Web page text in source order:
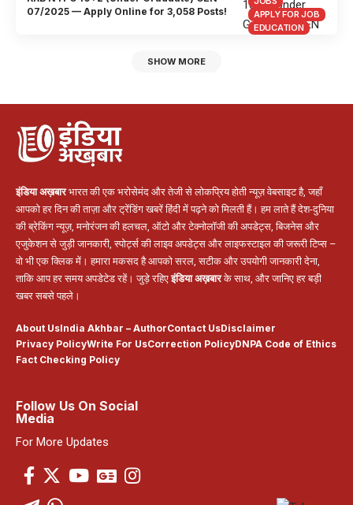
APPLY FOR JOB
EDUCATION
07/2025 — Apply Online for 3,058 Posts!
SHOW MORE
इंडिया अख़बारभारत की एक भरोसेमंद और तेजी से लोकप्रिय होती न्यूज़ वेबसाइट है, जहाँ
आपको हर दिन की ताज़ा और ट्रेंडिंग खबरें हिंदी में पढ़ने को मिलती हैं। हम लाते हैं देश-दुनिया
की ब्रेकिंग न्यूज़, मनोरंजन की हलचल, ऑटो और टेक्नोलॉजी की अपडेट्स, बिजनेस और
एजुकेशन से जुड़ी जानकारी, स्पोर्ट्स की लाइव अपडेट्स और लाइफस्टाइल की जरूरी टिप्स –
वो भी एक क्लिक में। हमारा मकसद है आपको सरल, सटीक और उपयोगी जानकारी देना,
ताकि आप हर समय अपडेटेड रहें। जुड़े रहिएइंडिया अख़बारके साथ, और जानिए हर बड़ी
खबर सबसे पहले।
About UsIndia Akhbar – AuthorContact UsDisclaimer
Privacy PolicyWrite For UsCorrection PolicyDNPA Code of Ethics
Fact Checking Policy
Follow Us On Social
Media
For More Updates